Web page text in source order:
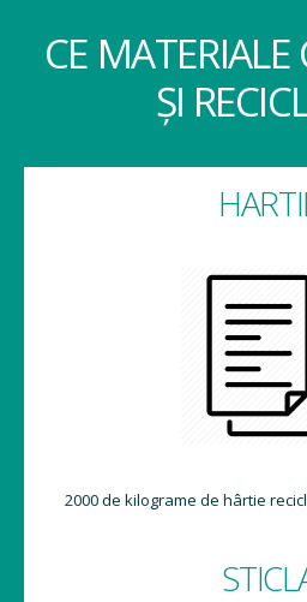
CE
ȘI
2000 de kilograme de hârtie